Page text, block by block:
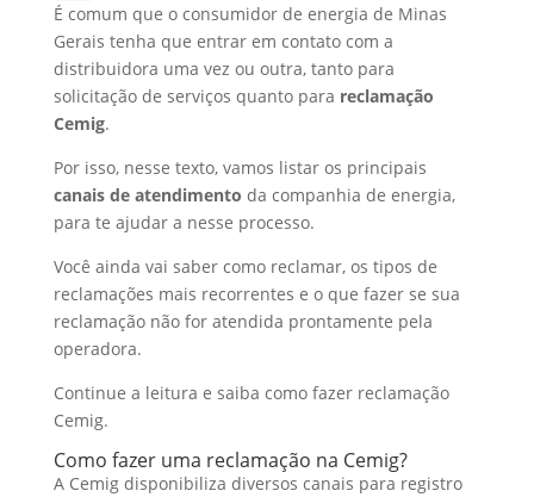
e
d
I
n
e
b
o
o
k
h
a
t
s
A
p
S
h
a
r
e
É comum que o consumidor de energia de Minas
Gerais tenha que entrar em contato com a
distribuidora uma vez ou outra, tanto para
solicitação de serviços quanto para reclamação
Cemig.
Por isso, nesse texto, vamos listar os principais
canais de atendimento da companhia de energia,
para te ajudar a nesse processo.
Você ainda vai saber como reclamar, os tipos de
reclamações mais recorrentes e o que fazer se sua
reclamação não for atendida prontamente pela
operadora.
Continue a leitura e saiba como fazer reclamação
Cemig.
Como fazer uma reclamação na Cemig?
A Cemig disponibiliza diversos canais para registro